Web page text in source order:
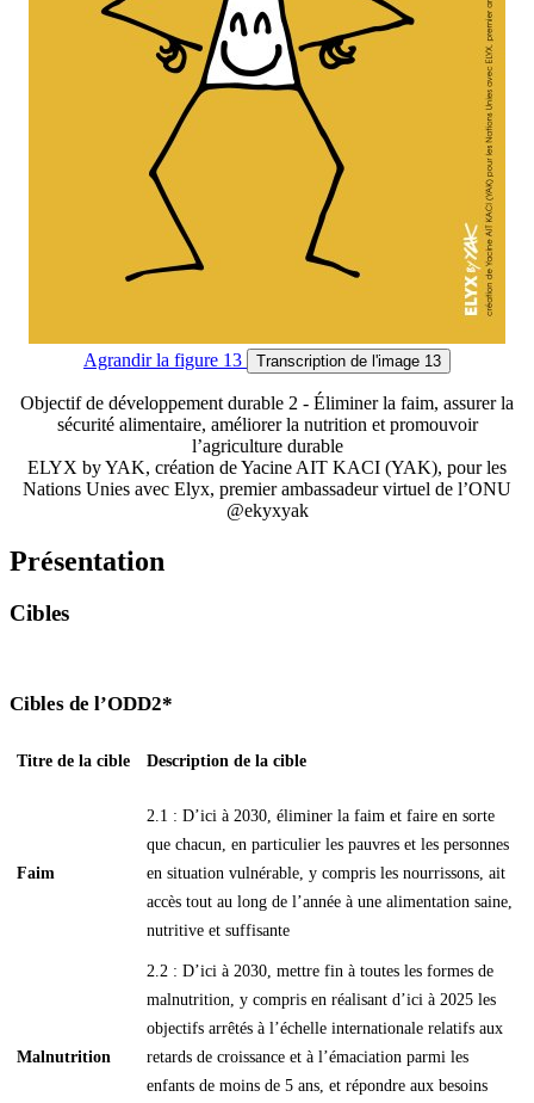
Agrandirla figure 13 Transcription de l'image 13
Objectif de développement durable 2 - Éliminer la faim, assurer la
sécurité alimentaire, améliorer la nutrition et promouvoir
l’agriculture durable
ELYX by YAK, création de Yacine AIT KACI (YAK), pour les
Nations Unies avec Elyx, premier ambassadeur virtuel de l’ONU
@ekyxyak
Présentation
Cibles
Cibles de l’ODD2*
Titre de la cible Description de la cible
Faim
2.1 : D’ici à 2030, éliminer la faim et faire en sorte
que chacun, en particulier les pauvres et les personnes
en situation vulnérable, y compris les nourrissons, ait
accès tout au long de l’année à une alimentation saine,
nutritive et suffisante
Malnutrition
2.2 : D’ici à 2030, mettre fin à toutes les formes de
malnutrition, y compris en réalisant d’ici à 2025 les
objectifs arrêtés à l’échelle internationale relatifs aux
retards de croissance et à l’émaciation parmi les
enfants de moins de 5 ans, et répondre aux besoins